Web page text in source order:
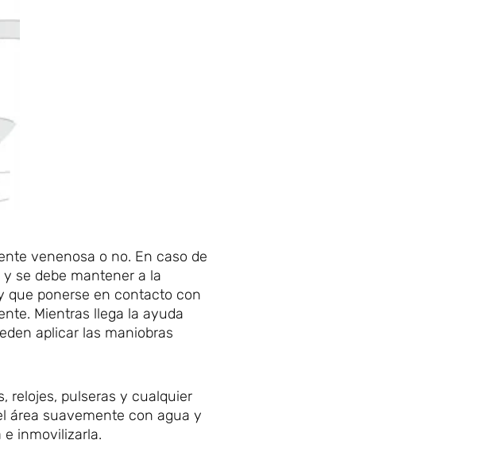
venenosa o no. En caso de
se debe mantener a la
que ponerse en contacto con
Mientras llega la ayuda
aplicar las maniobras
relojes, pulseras y cualquier
área suavemente con agua y
e inmovilizarla.